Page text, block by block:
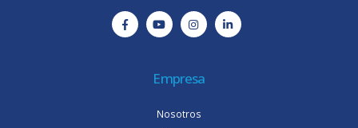
Empresa
Nosotros